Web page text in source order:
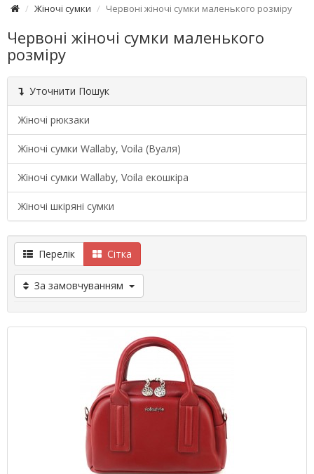
Жіночі сумки Червоні жіночі сумки маленького розміру
Червоні жіночі сумки маленького
розміру
Уточнити Пошук
Жіночі рюкзаки
Жіночі сумки Wallaby, Voila (Вуаля)
Жіночі сумки Wallaby, Voila екошкіра
Жіночі шкіряні сумки
Перелік Сітка
За замовчуванням